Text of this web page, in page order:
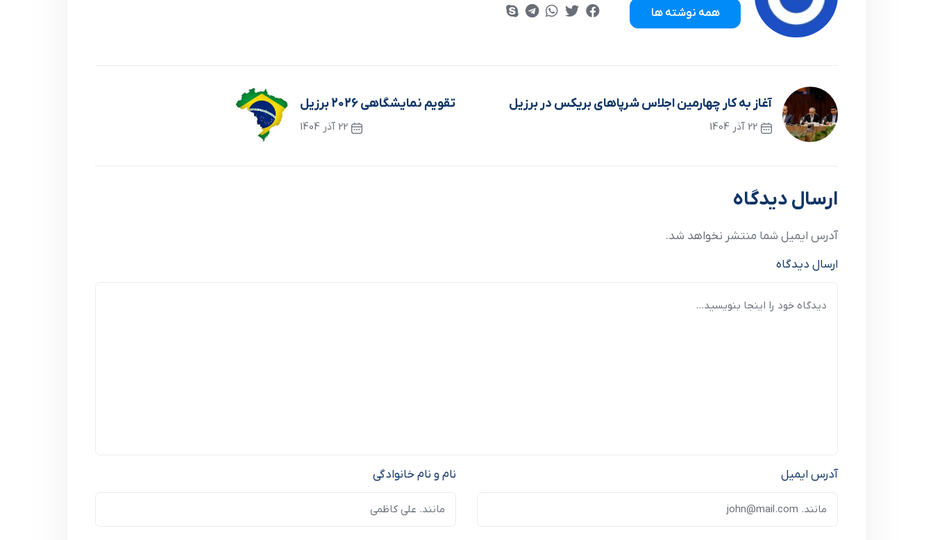
همه نوشته ها
آغاز به کار چهارمین اجلاس شرپاهای بریکس در برزیل
22 آذر 1404
تقویم نمایشگاهی 2026 برزیل
22 آذر 1404
ارسال دیدگاه
آدرس ایمیل شما منتشر نخواهد شد.
ارسال دیدگاه
نام و نام خانوادگی آدرس ایمیل